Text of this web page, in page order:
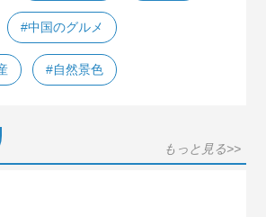
#中国のグルメ
#自然景色
もっと見る>>